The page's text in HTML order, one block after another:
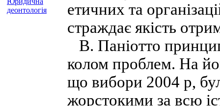
деонтологія
етичних та
страждає якість
В. Паніотто
колом проблем. На
що вибори 2004 р,
жорстокими за всю